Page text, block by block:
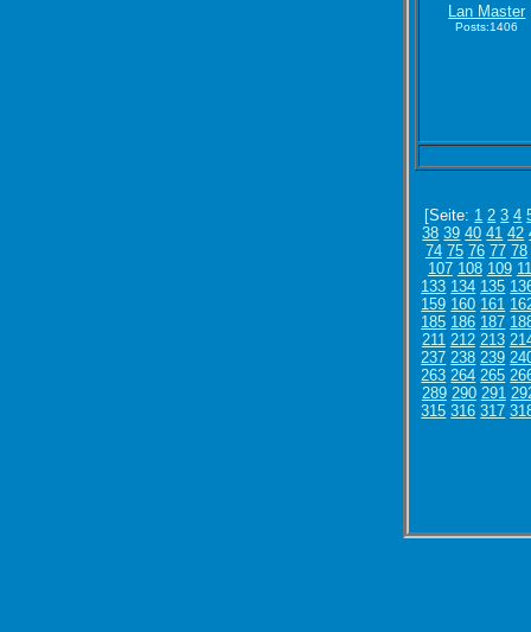
Lan Master
Posts:1406
[Seite: 1 2 3 4
38 39 40 41 42
74 75 76 77 78
107 108 109
133 134 135
159 160 161
185 186 187
211 212 213
237 238 239
263 264 265
289 290 291
315 316 317